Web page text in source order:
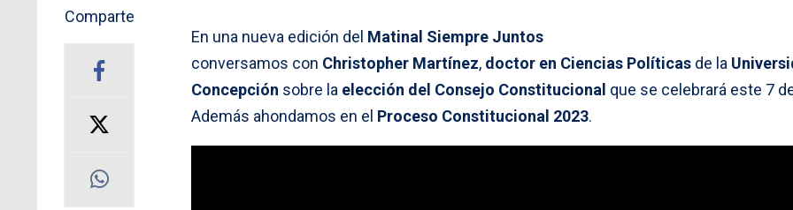
Comparte
En una nueva edición del Matinal Siempre Juntos
conversamos con Christopher Martínez, doctor en Ciencias Políticas de la
Concepción sobre la elección del Consejo Constitucional que se celebrará este 7
Además ahondamos en el Proceso Constitucional 2023.